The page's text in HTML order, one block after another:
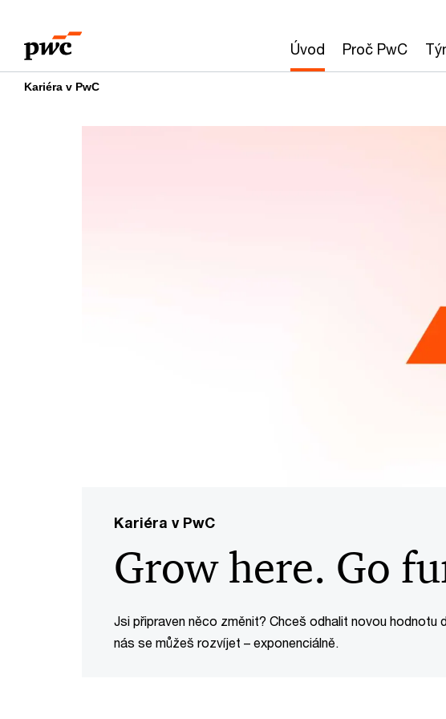
content
footer
Úvod Proč PwC
Kariéra v PwC
Kariéra v PwC
Grow here. Go
Jsi připraven něco změnit? Chceš odhalit novou hodnotu
nás se můžeš rozvíjet – exponenciálně.